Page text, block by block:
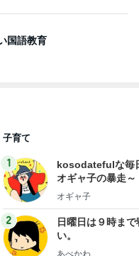
国語教育
子育て
1
kosodatefulな毎
オギャ子の暴走～
オギャ子
2
日曜日は９時まで
い。
あべかわ